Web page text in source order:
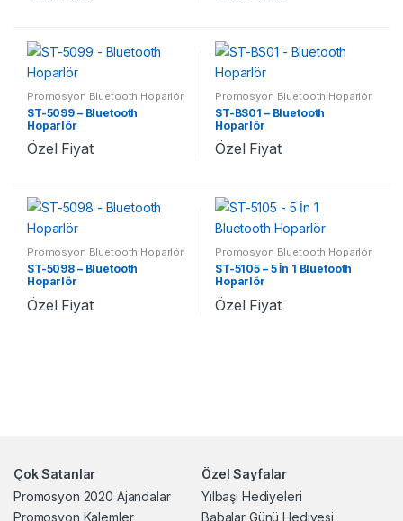
Promosyon Bluetooth Hoparlör
ST-5099 – Bluetooth
Hoparlör
Özel Fiyat
Promosyon Bluetooth Hoparlör
ST-BS01 – Bluetooth
Hoparlör
Özel Fiyat
Promosyon Bluetooth Hoparlör
ST-5098 – Bluetooth
Hoparlör
Özel Fiyat
Promosyon Bluetooth Hoparlör
ST-5105 – 5 İn 1 Bluetooth
Hoparlör
Özel Fiyat
Çok Satanlar
Promosyon 2020 Ajandalar
Promosyon Kalemler
Özel Sayfalar
Yılbaşı Hediyeleri
Babalar Günü Hediyesi